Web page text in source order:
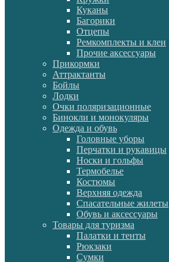
Куканы
Багорики
Отцепы
Ремкомплекты и клеи
Прочие аксессуары
Прикормки
Аттрактанты
Бойлы
Лодки
Очки поляризационные
Бинокли и монокуляры
Одежда и обувь
Головные уборы
Перчатки и рукавицы
Носки и гольфы
Термобелье
Костюмы
Верхняя одежда
Спасательные жилеты
Обувь и аксессуары
Товары для туризма
Палатки и тенты
Рюкзаки
Сумки